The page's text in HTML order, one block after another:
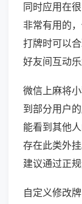
同时应用在
非常有用的
打牌时可以
好友间互动乐
微信上麻将
到部分用户
能看到其他
存在此类外
建议通过正
自定义修改